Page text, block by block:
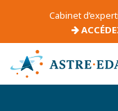
Cabinet